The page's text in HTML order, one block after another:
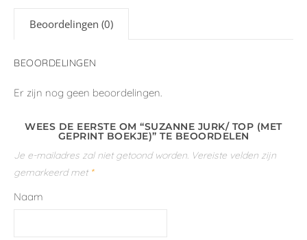
Beoordelingen (0)
BEOORDELINGEN
Er zijn nog geen beoordelingen.
WEES DE EERSTE OM “SUZANNE JURK/ TOP (MET
GEPRINT BOEKJE)” TE BEOORDELEN
Je e-mailadres zal niet getoond worden. Vereiste velden zijn
gemarkeerd met *
Naam